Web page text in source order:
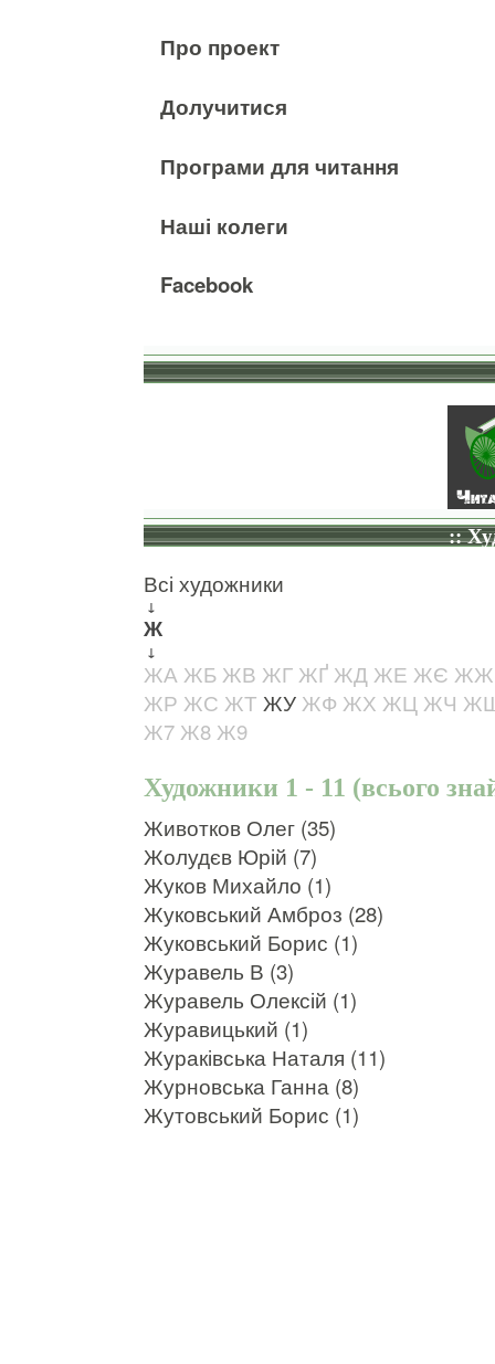
Про проект
Долучитися
Програми для читання
Наші колеги
Facebook
::
Всі художники
↓
Ж
↓
ЖА ЖБ ЖВ ЖГ ЖҐ ЖД ЖЕ ЖЄ ЖЖ
ЖР ЖС ЖТ ЖУ ЖФ ЖХ ЖЦ ЖЧ
Ж7 Ж8 Ж9
Художники 1 - 11 (всього
Животков Олег (35)
Жолудєв Юрій (7)
Жуков Михайло (1)
Жуковський Амброз (28)
Жуковський Борис (1)
Журавель В (3)
Журавель Олексій (1)
Журавицький (1)
Жураківська Наталя (11)
Журновська Ганна (8)
Жутовський Борис (1)